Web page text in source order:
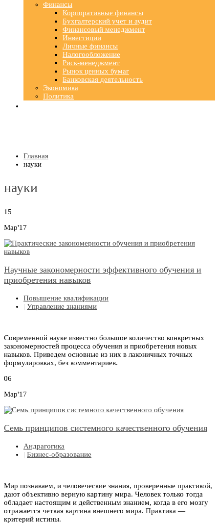
Финансы
Корпоративные финансы
Бухгалтерский учет и аудит
Финансовый менеджмент
Инвестиции
Личные финансы
Налогообложение
Риск-менеджмент
Рынок ценных бумаг
Банковская деятельность
Экономика
Политика
Главная
науки
науки
15
Мар'17
Научные закономерности эффективного обучения и
приобретения навыков
Повышение квалификации
| Управление знаниями
Современной науке известно большое количество конкретных
закономерностей процесса обучения и приобретения новых
навыков. Приведем основные из них в лаконичных точных
формулировках, без комментариев.
06
Мар'17
Семь принципов системного качественного обучения
Андрагогика
| Бизнес-образование
Мир познаваем, и человеческие знания, проверенные практикой,
дают объективно верную картину мира. Человек только тогда
обладает настоящим и действенным знанием, когда в его мозгу
отражается четкая картина внешнего мира. Практика —
критерий истины.